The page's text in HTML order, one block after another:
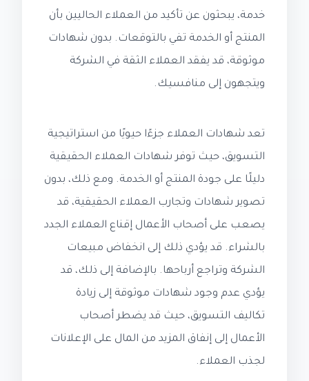
خدمة، يبحثون عن تأكيد من العملاء الحاليين بأن
المنتج أو الخدمة تفي بالتوقعات. بدون شهادات
موثوقة، قد يفقد العملاء الثقة في الشركة
ويتجهون إلى منافسيك.
تعد شهادات العملاء جزءًا حيويًا من استراتيجية
التسويق، حيث توفر شهادات العملاء الحقيقية
دليلًا على جودة المنتج أو الخدمة. ومع ذلك، بدون
تصوير شهادات وتجارب العملاء الحقيقية، قد
يصعب على أصحاب الأعمال إقناع العملاء الجدد
بالشراء. قد يؤدي ذلك إلى انخفاض مبيعات
الشركة وتراجع أرباحها. بالإضافة إلى ذلك، قد
يؤدي عدم وجود شهادات موثوقة إلى زيادة
تكاليف التسويق، حيث قد يضطر أصحاب
الأعمال إلى إنفاق المزيد من المال على الإعلانات
لجذب العملاء.